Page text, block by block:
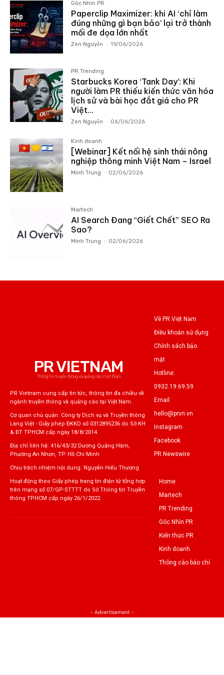
Góc Nhìn PR
Paperclip Maximizer: khi AI ‘chỉ làm
đúng những gì bạn bảo’ lại trở thành
mối đe dọa lớn nhất
Zen Nguyễn - 19/06/2026
PR Trending
Starbucks Korea ‘Tank Day’: Khi
người làm PR thiếu kiến thức văn hóa
lịch sử và bài học đắt giá cho PR
Việt...
Zen Nguyễn - 06/06/2026
Kinh doanh
[Webinar] Kết nối hệ sinh thái nông
nghiệp thông minh Việt Nam – Israel
Minh Trung - 02/06/2026
Martech
AI Search Đang “Giết Chết” SEO Ra
Sao?
Minh Trung - 02/06/2026
PR VIETNAM
Thông tin truyền thông và quảng cáo Việt Nam
PR Vietnam cung cấp tin tức, thông tin đa chiều về
ngành truyền thông và quảng cáo tại Việt Nam.
Cơ quan chủ quản: Công ty Dịch vụ và Truyền thông
Làng Việt - Giấy phép ĐKKD số 0312895236 do Sở KH
& ĐT TPHCM cấp ngày 18/8/2014.
Địa chỉ liên hệ: 416/43/32 Dương Quảng Hàm,
Phường An Nhơn, TP. Hồ Chí Minh
Chịu trách nhiệm nội dung: Nguyễn Hiếu Thượng
Hoạt động theo Giấy phép trang tin điện tử tổng hợp
trên mạng số 07/GP-STTTT do Sở Thông tin Truyền
thông TPHCM cấp ngày 26/1/2022.
Về PR Việt Nam
Điều khoản sử dụng
Chính sách bảo
mật
Hotline:
0932.19.69.59
Email:
hello@prvn.vn
Instagram
Facebook
PR Newswire
Home
Martech
PR Trending
Góc Nhìn PR
Kiến thức PR
Kinh doanh
Thông cáo báo chí
- Advertisement -